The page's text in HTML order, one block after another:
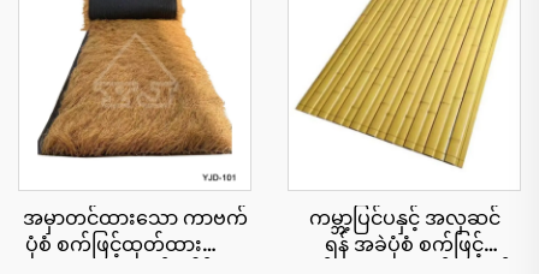
ဒေသရှိ အပန်းဖြေစခန်းများ
အတွက်
အမှာတင်ထားသော ကာဗက်
ပုံစံ စက်ဖြင့်ထုတ်ထားသော
ကမ္ဘာ့ပြင်ပနှင့် အလှဆင်
ရန် အခဲပုံစံ စက်ဖြင့်